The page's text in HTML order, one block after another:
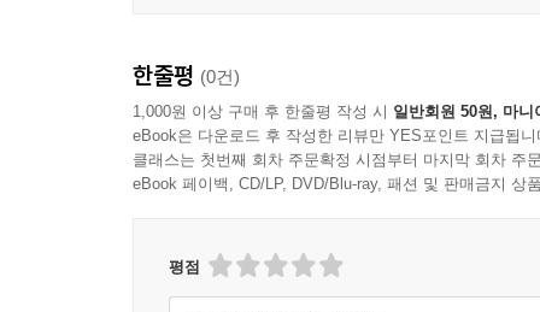
마지막 축은 ‘투기’인데, 이는 “아시아를 어떻게
연계되고 또 어떻게 개편해 가는가라는, 정치
현존재로서의 제약을 근거로 하여, 현상을 미래
아시아가 그것이다. 아시아란 어떠한가가 기축이
않았”다. 그러나 그것은 국제 정치 질서의 조건
했다.
한줄평 (0건)
1,000원 이상 구매 후 한줄평 작성 시 일반회원 50원, 마니
eBook은 다운로드 후 작성한 리뷰만 YES포인트 지급됩니
클래스는 첫번째 회차 주문확정 시점부터 마지막 회차 주
eBook 페이백, CD/LP, DVD/Blu-ray, 패션 및 판매금지 상
평점